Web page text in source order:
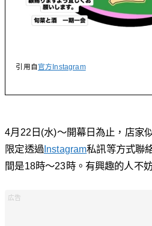
引用自官方Instagram
4月22日(水)～開幕日為止，店家
限定透過Instagram私訊等方式聯
間是18時～23時。有興趣的人不